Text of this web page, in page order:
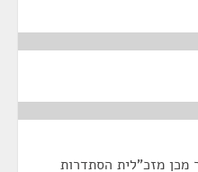
מכן מזכ"לית הסתדרות